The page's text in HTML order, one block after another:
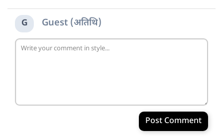
G Guest (अतिथि)
Post Comment